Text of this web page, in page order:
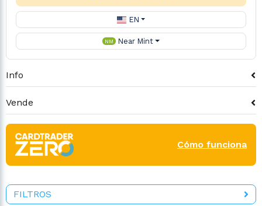
EN
NM Near Mint
Info
Vende
Cómo funciona
FILTROS